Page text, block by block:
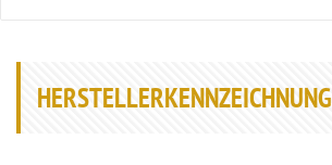
HERSTELLERKENNZEICHNUNG